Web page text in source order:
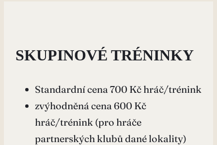
SKUPINOVÉ TRÉNINKY
Standardní cena 700 Kč hráč/trénink
zvýhodněná cena 600 Kč
hráč/trénink (pro hráče
partnerských klubů dané lokality)